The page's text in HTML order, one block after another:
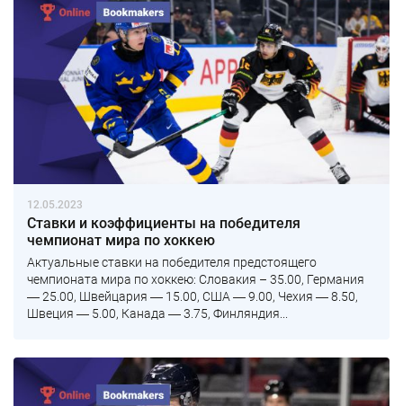
12.05.2023
Ставки и коэффициенты на победителя
чемпионат мира по хоккею
Актуальные ставки на победителя предстоящего
чемпионата мира по хоккею: Словакия – 35.00, Германия
― 25.00, Швейцария ― 15.00, США ― 9.00, Чехия ― 8.50,
Швеция ― 5.00, Канада ― 3.75, Финляндия...